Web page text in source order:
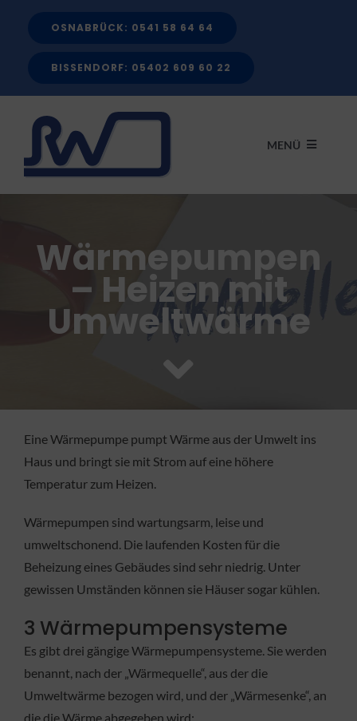
OSNABRÜCK: 0541 58 64 64
BISSENDORF: 05402 609 60 22
MENÜ
LEISTUNGEN
FÖRDERMITTEL
FACHBETRIEB
KONTAKT
Wärmepumpen
– Heizen mit
Umweltwärme
Eine Wärmepumpe pumpt Wärme aus der Umwelt ins
Haus und bringt sie mit Strom auf eine höhere
Temperatur zum Heizen.
Wärmepumpen sind wartungsarm, leise und
umweltschonend. Die laufenden Kosten für die
Beheizung eines Gebäudes sind sehr niedrig. Unter
gewissen Umständen können sie Häuser sogar kühlen.
3 Wärmepumpensysteme
Es gibt drei gängige Wärmepumpensysteme. Sie werden
benannt, nach der „Wärmequelle“, aus der die
Umweltwärme bezogen wird, und der „Wärmesenke“, an
die die Wärme abgegeben wird: